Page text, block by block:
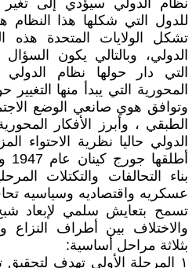
نظام الدولي سيؤدي إلى
للدول التي شكلها هذا النظام
تشكل الولايات المتحدة هذه
الدولي، وبالتالي يكون
التي دار حولها نظام الدولي
المحورية التي يبدأ منها
وتوافق هوي صانعي الوضع
الطبقي ، وأبرز الأفكار
الدولي حاليا نظرية الاحتواء
بناء التحالفات والتكتلات
عسكريه واقتصاديه وسياسيه
تسمح بتعايش سلمي لإبعاد
والاختلاف بين أطراف النزاع
بثلاثة مراحل أساسية:
١ المرحلة الأولى تهدف لتحقيق